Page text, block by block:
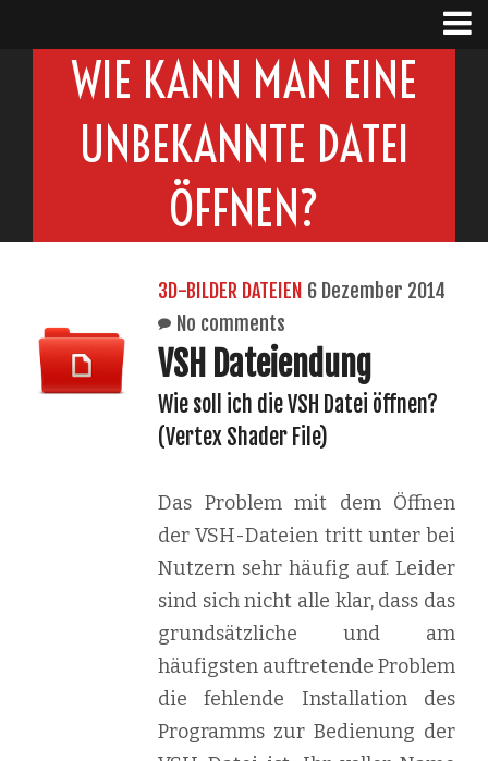
WIE KANN MAN EINE
UNBEKANNTE DATEI
ÖFFNEN?
3D-BILDER DATEIEN 6 Dezember 2014
No comments
VSH Dateiendung
Wie soll ich die VSH Datei öffnen?
(Vertex Shader File)
Das Problem mit dem Öffnen
der VSH-Dateien tritt unter bei
Nutzern sehr häufig auf. Leider
sind sich nicht alle klar, dass das
grundsätzliche und am
häufigsten auftretende Problem
die fehlende Installation des
Programms zur Bedienung der